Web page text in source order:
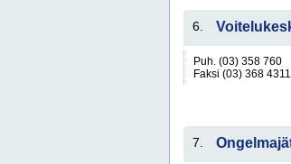
6.
Puh. (03) 358 760
Faksi (03) 368 4311
7.